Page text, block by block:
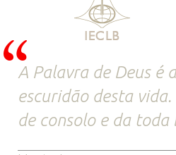
A Palavra de Deus é
escuridão desta
de consolo e da